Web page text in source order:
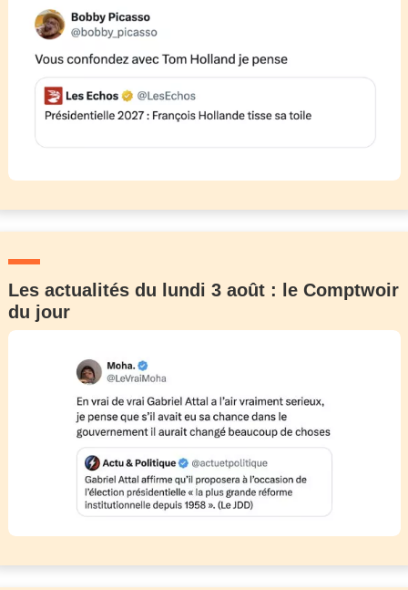
Les actualités du lundi 3 août : le Comptwoir
du jour